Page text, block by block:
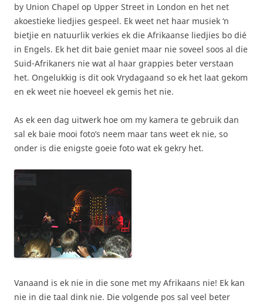
by Union Chapel op Upper Street in London en het net
akoestieke liedjies gespeel. Ek weet net haar musiek ‘n
bietjie en natuurlik verkies ek die Afrikaanse liedjies bo dié
in Engels. Ek het dit baie geniet maar nie soveel soos al die
Suid-Afrikaners nie wat al haar grappies beter verstaan
het. Ongelukkig is dit ook Vrydagaand so ek het laat gekom
en ek weet nie hoeveel ek gemis het nie.
As ek een dag uitwerk hoe om my kamera te gebruik dan
sal ek baie mooi foto’s neem maar tans weet ek nie, so
onder is die enigste goeie foto wat ek gekry het.
Vanaand is ek nie in die sone met my Afrikaans nie! Ek kan
nie in die taal dink nie. Die volgende pos sal veel beter